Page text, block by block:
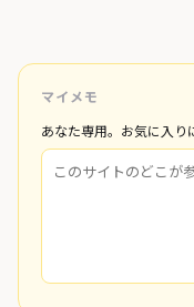
マイメモ
あなた専用。お気に入り